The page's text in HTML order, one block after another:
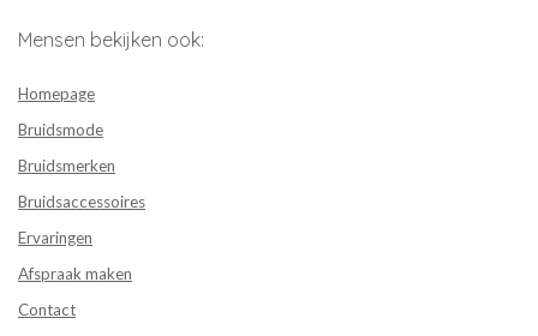
Mensen bekijken ook:
Homepage
Bruidsmode
Bruidsmerken
Bruidsaccessoires
Ervaringen
Afspraak maken
Contact